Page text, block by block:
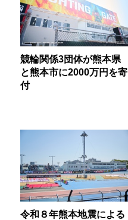
競輪関係3団体が熊本県
と熊本市に2000万円を寄
付
令和８年熊本地震による